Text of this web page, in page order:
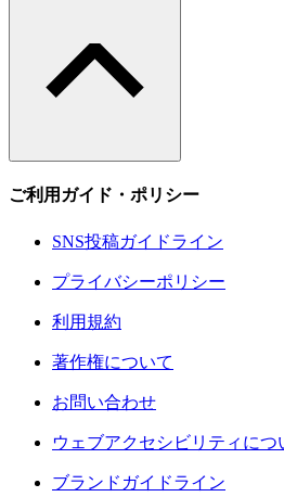
ご利用ガイド・ポリシー
SNS投稿ガイドライン
プライバシーポリシー
利用規約
著作権について
お問い合わせ
ウェブアクセシビリティにつ
ブランドガイドライン